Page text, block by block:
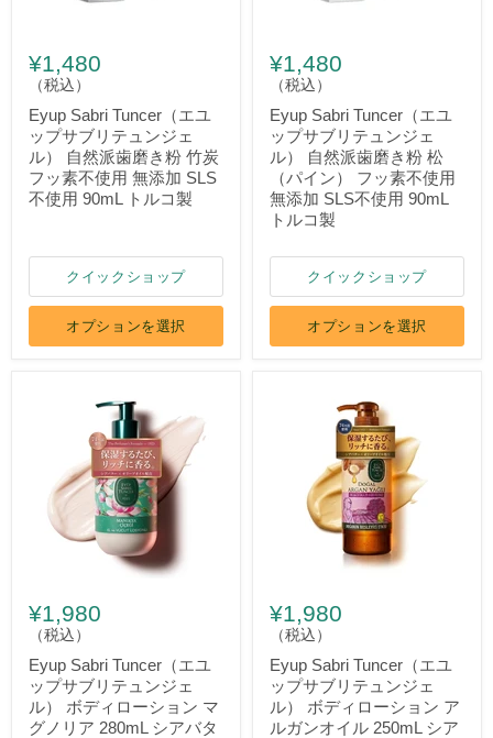
¥1,480
（税込）
Eyup Sabri Tuncer（エユ
ップサブリテュンジェ
ル） 自然派歯磨き粉 竹炭
フッ素不使用 無添加 SLS
不使用 90mL トルコ製
クイックショップ
オプションを選択
¥1,480
（税込）
Eyup Sabri Tuncer（エユ
ップサブリテュンジェ
ル） 自然派歯磨き粉 松
（パイン） フッ素不使用
無添加 SLS不使用 90mL
トルコ製
クイックショップ
オプションを選択
¥1,980
（税込）
Eyup Sabri Tuncer（エユ
ップサブリテュンジェ
ル） ボディローション マ
グノリア 280mL シアバタ
¥1,980
（税込）
Eyup Sabri Tuncer（エユ
ップサブリテュンジェ
ル） ボディローション ア
ルガンオイル 250mL シア